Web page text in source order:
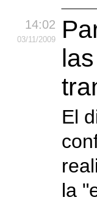
14:02
03/11/2009
El
la